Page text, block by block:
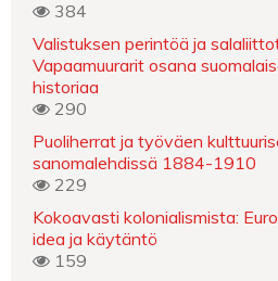
384
Valistuksen perintöä ja
Vapaamuurarit osana
historiaa
290
Puoliherrat ja työväen
sanomalehdissä 1884-1910
229
Kokoavasti kolonialismista:
idea ja käytäntö
159